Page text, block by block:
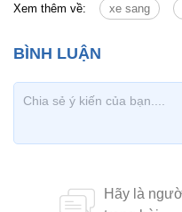
Xem thêm về: xe sang